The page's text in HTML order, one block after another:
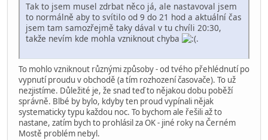
Tak to jsem musel zdrbat něco já, ale nastavoval jsem
to normálně aby to svítilo od 9 do 21 hod a aktuální čas
jsem tam samozřejmě taky dával v tu chvíli 20:30,
takže nevím kde mohla vzniknout chyba
.
To mohlo vzniknout různými způsoby - od tvého přehlédnutí po
vypnutí proudu v obchodě (a tím rozhození časovače). To už
nezjistíme. Důležité je, že snad teď to nějakou dobu poběží
správně. Blbé by bylo, kdyby ten proud vypínali nějak
systematicky typu každou noc. To bychom ale řešili až to
nastane, zatím bych to prohlásil za OK - jiné roky na Černém
Mostě problém nebyl.